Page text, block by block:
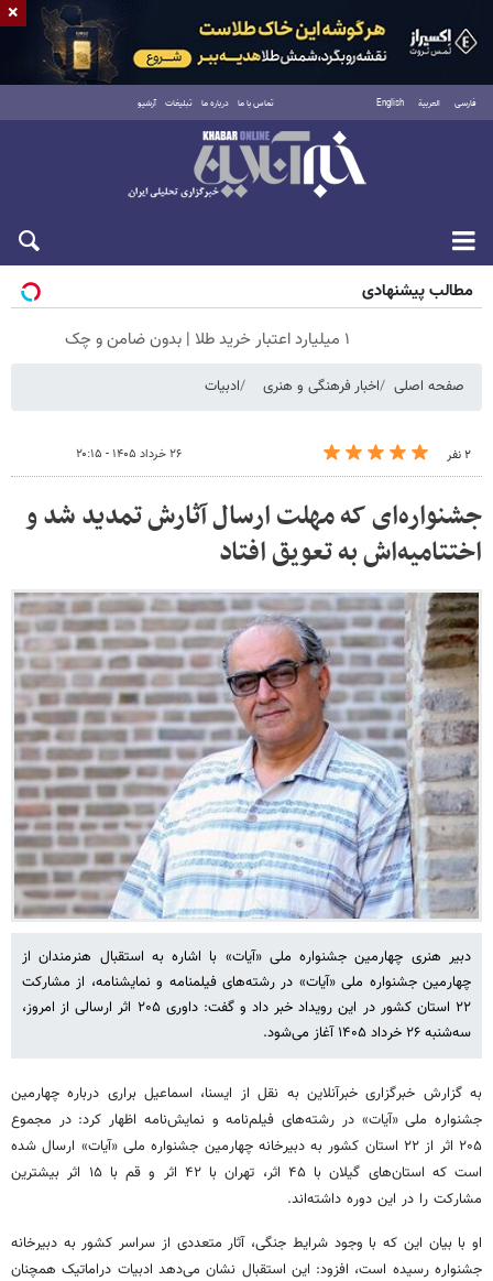
فارسی العربية English تماس با ما درباره ما تبلیغات آرشیو
جمعه ۱۶ مرداد ۱۴۰۵
مطالب پیشنهادی
۱ میلیارد اعتبار خرید طلا | بدون ضامن و چک
صفحه اصلی اخبار فرهنگی و هنری ادبیات
۲ نفر ۲۶ خرداد ۱۴۰۵ - ۲۰:۱۵
جشنواره‌ای که مهلت ارسال آثارش تمدید شد و
اختتامیه‌اش به تعویق افتاد
دبیر هنری چهارمین جشنواره ملی «آیات» با اشاره به استقبال هنرمندان از
چهارمین جشنواره ملی «آیات» در رشته‌های فیلمنامه و نمایشنامه، از مشارکت
۲۲ استان کشور در این رویداد خبر داد و گفت: داوری ۲۰۵ اثر ارسالی از امروز،
سه‌شنبه ۲۶ خرداد ۱۴۰۵ آغاز می‌شود.
به گزارش خبرگزاری خبرآنلاین به نقل از ایسنا، اسماعیل براری درباره چهارمین
جشنواره ملی «آیات» در رشته‌های فیلم‌نامه و نمایش‌نامه اظهار کرد: در مجموع
۲۰۵ اثر از ۲۲ استان کشور به دبیرخانه چهارمین جشنواره ملی «آیات» ارسال شده
است که استان‌های گیلان با ۴۵ اثر، تهران با ۴۲ اثر و قم با ۱۵ اثر بیشترین
مشارکت را در این دوره داشته‌اند.
او با بیان این که با وجود شرایط جنگی، آثار متعددی از سراسر کشور به دبیرخانه
جشنواره رسیده است، افزود: این استقبال نشان می‌دهد ادبیات دراماتیک همچنان
×